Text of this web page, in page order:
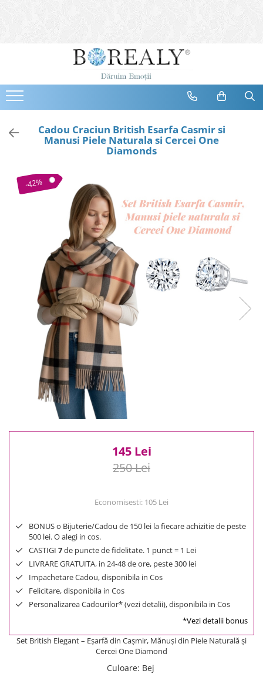
Bijuterii
Cercei
Bratari
Coliere
Tiare
Destinatari
Bijuterii Mirese
Reduceri
Cele mai noi
Cele mai vandute
Cele mai votate
0 Lei - 100 Lei
100 Lei - 200 Lei
200 Lei - 300 Lei
300 Lei - 500 Lei
Cadou Craciun British Esarfa Casmir si
Manusi Piele Naturala si Cercei One
Diamonds
-42%
145 Lei
250 Lei
Economisesti: 105 Lei
BONUS o Bijuterie/Cadou de 150 lei la fiecare achizitie de peste
500 lei. O alegi in cos.
CASTIGI 7de puncte de fidelitate. 1 punct = 1 Lei
LIVRARE GRATUITA, in 24-48 de ore, peste 300 lei
Impachetare Cadou, disponibila in Cos
Felicitare, disponibila in Cos
Personalizarea Cadourilor* (vezi detalii), disponibila in Cos
*Vezi detalii bonus
Set British Elegant – Eșarfă din Cașmir, Mănuși din Piele Naturală și
Cercei One Diamond
Culoare: Bej